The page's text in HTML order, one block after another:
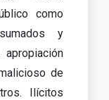
como
y
de
Ilícitos